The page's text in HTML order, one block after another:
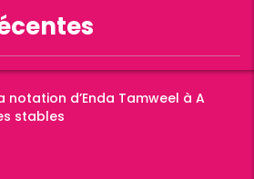
notation d’Enda Tamweel à A
stables